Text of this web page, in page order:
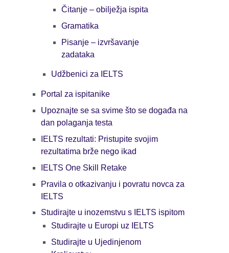
Čitanje – obilježja ispita
Gramatika
Pisanje – izvršavanje
zadataka
Udžbenici za IELTS
Portal za ispitanike
Upoznajte se sa svime što se događa na
dan polaganja testa
IELTS rezultati: Pristupite svojim
rezultatima brže nego ikad
IELTS One Skill Retake
Pravila o otkazivanju i povratu novca za
IELTS
Studirajte u inozemstvu s IELTS ispitom
Studirajte u Europi uz IELTS
Studirajte u Ujedinjenom